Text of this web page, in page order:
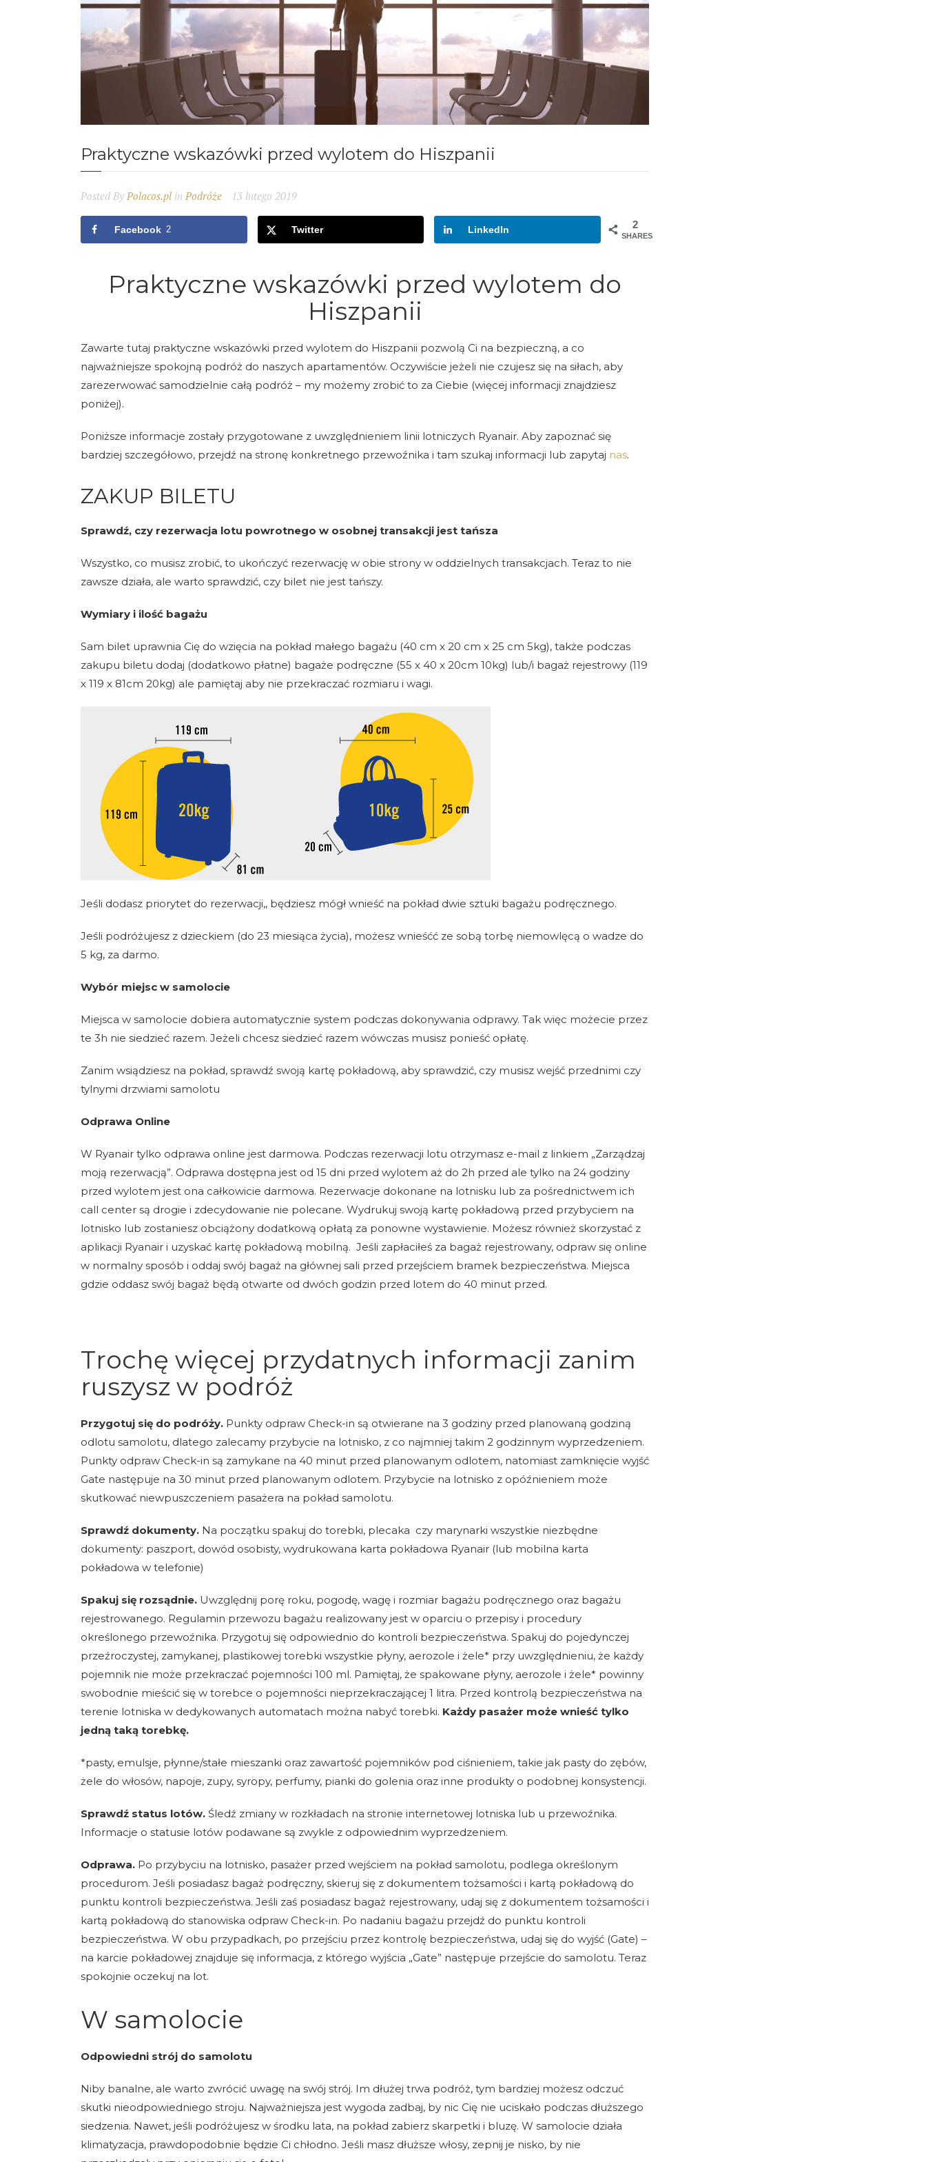
Praktyczne wskazówki przed wylotem do Hiszpanii
Posted By Polacos.pl in Podróże 13 lutego 2019
2
SHARES
Facebook 2 Twitter LinkedIn
Praktyczne wskazówki przed wylotem do
Hiszpanii
Zawarte tutaj praktyczne wskazówki przed wylotem do Hiszpanii pozwolą Ci na bezpieczną, a co
najważniejsze spokojną podróż do naszych apartamentów. Oczywiście jeżeli nie czujesz się na siłach, aby
zarezerwować samodzielnie całą podróż – my możemy zrobić to za Ciebie (więcej informacji znajdziesz
poniżej).
Poniższe informacje zostały przygotowane z uwzględnieniem linii lotniczych Ryanair. Aby zapoznać się
bardziej szczegółowo, przejdź na stronę konkretnego przewoźnika i tam szukaj informacji lub zapytaj nas.
ZAKUP BILETU
Sprawdź, czy rezerwacja lotu powrotnego w osobnej transakcji jest tańsza
Wszystko, co musisz zrobić, to ukończyć rezerwację w obie strony w oddzielnych transakcjach. Teraz to nie
zawsze działa, ale warto sprawdzić, czy bilet nie jest tańszy.
Wymiary i ilość bagażu
Sam bilet uprawnia Cię do wzięcia na pokład małego bagażu (40 cm x 20 cm x 25 cm 5kg), także podczas
zakupu biletu dodaj (dodatkowo płatne) bagaże podręczne (55 x 40 x 20cm 10kg) lub/i bagaż rejestrowy (119
x 119 x 81cm 20kg) ale pamiętaj aby nie przekraczać rozmiaru i wagi.
Jeśli dodasz priorytet do rezerwacji,, będziesz mógł wnieść na pokład dwie sztuki bagażu podręcznego.
Jeśli podróżujesz z dzieckiem (do 23 miesiąca życia), możesz wnieśćć ze sobą torbę niemowlęcą o wadze do
5 kg, za darmo.
Wybór miejsc w samolocie
Miejsca w samolocie dobiera automatycznie system podczas dokonywania odprawy. Tak więc możecie przez
te 3h nie siedzieć razem. Jeżeli chcesz siedzieć razem wówczas musisz ponieść opłatę.
Zanim wsiądziesz na pokład, sprawdź swoją kartę pokładową, aby sprawdzić, czy musisz wejść przednimi czy
tylnymi drzwiami samolotu
Odprawa Online
W Ryanair tylko odprawa online jest darmowa. Podczas rezerwacji lotu otrzymasz e-mail z linkiem „Zarządzaj
moją rezerwacją”. Odprawa dostępna jest od 15 dni przed wylotem aż do 2h przed ale tylko na 24 godziny
przed wylotem jest ona całkowicie darmowa. Rezerwacje dokonane na lotnisku lub za pośrednictwem ich
call center są drogie i zdecydowanie nie polecane. Wydrukuj swoją kartę pokładową przed przybyciem na
lotnisko lub zostaniesz obciążony dodatkową opłatą za ponowne wystawienie. Możesz również skorzystać z
aplikacji Ryanair i uzyskać kartę pokładową mobilną. Jeśli zapłaciłeś za bagaż rejestrowany, odpraw się online
w normalny sposób i oddaj swój bagaż na głównej sali przed przejściem bramek bezpieczeństwa. Miejsca
gdzie oddasz swój bagaż będą otwarte od dwóch godzin przed lotem do 40 minut przed.
Trochę więcej przydatnych informacji zanim
ruszysz w podróż
Przygotuj się do podróży. Punkty odpraw Check-in są otwierane na 3 godziny przed planowaną godziną
odlotu samolotu, dlatego zalecamy przybycie na lotnisko, z co najmniej takim 2 godzinnym wyprzedzeniem.
Punkty odpraw Check-in są zamykane na 40 minut przed planowanym odlotem, natomiast zamknięcie wyjść
Gate następuje na 30 minut przed planowanym odlotem. Przybycie na lotnisko z opóźnieniem może
skutkować niewpuszczeniem pasażera na pokład samolotu.
Sprawdź dokumenty. Na początku spakuj do torebki, plecaka czy marynarki wszystkie niezbędne
dokumenty: paszport, dowód osobisty, wydrukowana karta pokładowa Ryanair (lub mobilna karta
pokładowa w telefonie)
Spakuj się rozsądnie. Uwzględnij porę roku, pogodę, wagę i rozmiar bagażu podręcznego oraz bagażu
rejestrowanego. Regulamin przewozu bagażu realizowany jest w oparciu o przepisy i procedury
określonego przewoźnika. Przygotuj się odpowiednio do kontroli bezpieczeństwa. Spakuj do pojedynczej
przeźroczystej, zamykanej, plastikowej torebki wszystkie płyny, aerozole i żele* przy uwzględnieniu, że każdy
pojemnik nie może przekraczać pojemności 100 ml. Pamiętaj, że spakowane płyny, aerozole i żele* powinny
swobodnie mieścić się w torebce o pojemności nieprzekraczającej 1 litra. Przed kontrolą bezpieczeństwa na
terenie lotniska w dedykowanych automatach można nabyć torebki. Każdy pasażer może wnieść tylko
jedną taką torebkę.
*pasty, emulsje, płynne/stałe mieszanki oraz zawartość pojemników pod ciśnieniem, takie jak pasty do zębów,
żele do włosów, napoje, zupy, syropy, perfumy, pianki do golenia oraz inne produkty o podobnej konsystencji.
Sprawdź status lotów. Śledź zmiany w rozkładach na stronie internetowej lotniska lub u przewoźnika.
Informacje o statusie lotów podawane są zwykle z odpowiednim wyprzedzeniem.
Odprawa. Po przybyciu na lotnisko, pasażer przed wejściem na pokład samolotu, podlega określonym
procedurom. Jeśli posiadasz bagaż podręczny, skieruj się z dokumentem tożsamości i kartą pokładową do
punktu kontroli bezpieczeństwa. Jeśli zaś posiadasz bagaż rejestrowany, udaj się z dokumentem tożsamości i
kartą pokładową do stanowiska odpraw Check-in. Po nadaniu bagażu przejdź do punktu kontroli
bezpieczeństwa. W obu przypadkach, po przejściu przez kontrolę bezpieczeństwa, udaj się do wyjść (Gate) –
na karcie pokładowej znajduje się informacja, z którego wyjścia „Gate” następuje przejście do samolotu. Teraz
spokojnie oczekuj na lot.
W samolocie
Odpowiedni strój do samolotu
Niby banalne, ale warto zwrócić uwagę na swój strój. Im dłużej trwa podróż, tym bardziej możesz odczuć
skutki nieodpowiedniego stroju. Najważniejsza jest wygoda zadbaj, by nic Cię nie uciskało podczas dłuższego
siedzenia. Nawet, jeśli podróżujesz w środku lata, na pokład zabierz skarpetki i bluzę. W samolocie działa
klimatyzacja, prawdopodobnie będzie Ci chłodno. Jeśli masz dłuższe włosy, zepnij je nisko, by nie